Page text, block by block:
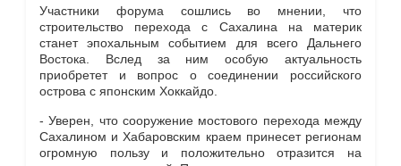
Участники форума сошлись во мнении, что
строительство перехода с Сахалина на материк
станет эпохальным событием для всего Дальнего
Востока. Вслед за ним особую актуальность
приобретет и вопрос о соединении российского
острова с японским Хоккайдо.
- Уверен, что сооружение мостового перехода между
Сахалином и Хабаровским краем принесет регионам
огромную пользу и положительно отразится на